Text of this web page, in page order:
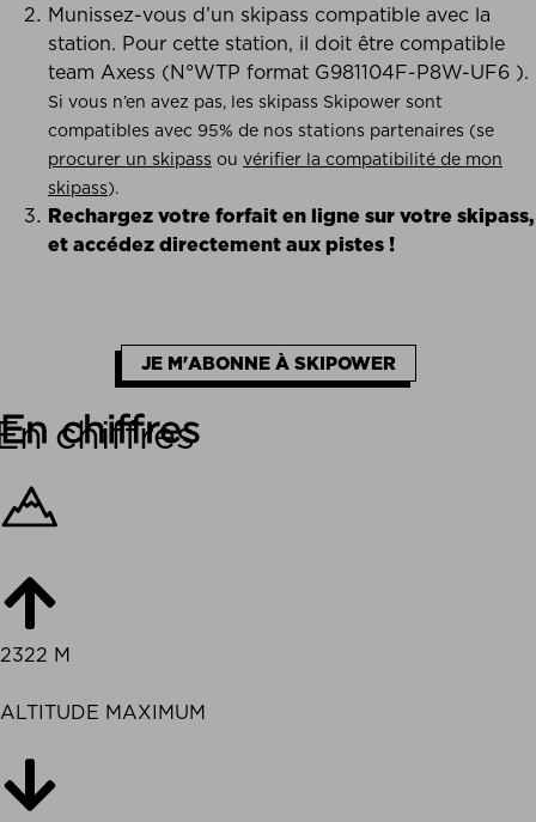
Munissez-vous d’un skipass compatible avec la
station. Pour cette station, il doit être compatible
team Axess (N°WTP format G981104F-P8W-UF6 ).
Si vous n’en avez pas, les skipass Skipower sont
compatibles avec 95% de nos stations partenaires (se
procurer un skipass ou vérifier la compatibilité de mon
skipass).
Rechargez votre forfait en ligne sur votre skipass,
et accédez directement aux pistes !
JE M'ABONNE À SKIPOWER
En chiffres
2322 M
ALTITUDE MAXIMUM